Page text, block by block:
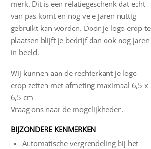
merk. Dit is een relatiegeschenk dat echt
van pas komt en nog vele jaren nuttig
gebruikt kan worden. Door je logo erop te
plaatsen blijft je bedrijf dan ook nog jaren
in beeld.
Wij kunnen aan de rechterkant je logo
erop zetten met afmeting maximaal 6,5 x
6,5 cm
Vraag ons naar de mogelijkheden.
BIJZONDERE KENMERKEN
Automatische vergrendeling bij het